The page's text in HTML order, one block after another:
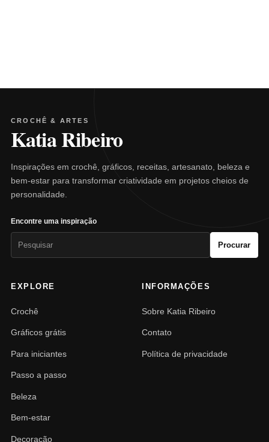
CROCHÊ & ARTES
Katia Ribeiro
Inspirações em crochê, gráficos, receitas, artesanato, beleza e
bem-estar para transformar criatividade em projetos cheios de
personalidade.
Encontre uma inspiração
Procurar
EXPLORE
Crochê
Gráficos grátis
Para iniciantes
Passo a passo
Beleza
Bem-estar
Decoração
INFORMAÇÕES
Sobre Katia Ribeiro
Contato
Política de privacidade